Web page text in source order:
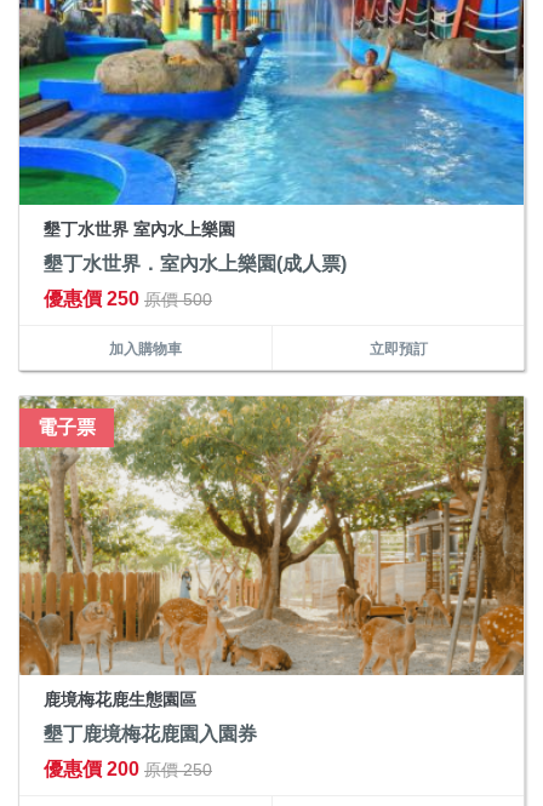
墾丁水世界 室內水上樂園
墾丁水世界．室內水上樂園(成人票)
優惠價 250 原價 500
加入購物車 立即預訂
電子票
鹿境梅花鹿生態園區
墾丁鹿境梅花鹿園入園券
優惠價 200 原價 250